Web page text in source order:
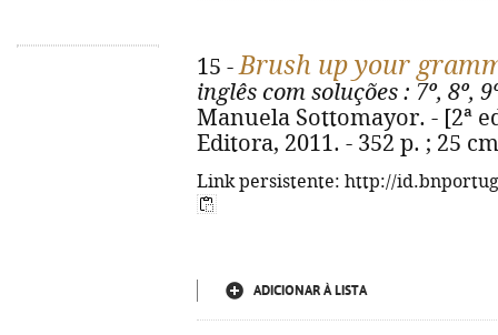
15 -Brush up your
inglês com soluções : 7º, 8º,
Manuela Sottomayor. - [2ª
Editora, 2011. - 352 p. ; 25
Link persistente: http://
ADICIONAR À LISTA